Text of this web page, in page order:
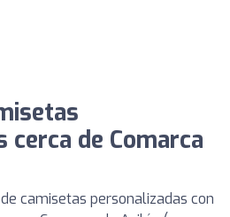
cerca de Comarca
camisetas personalizadas con